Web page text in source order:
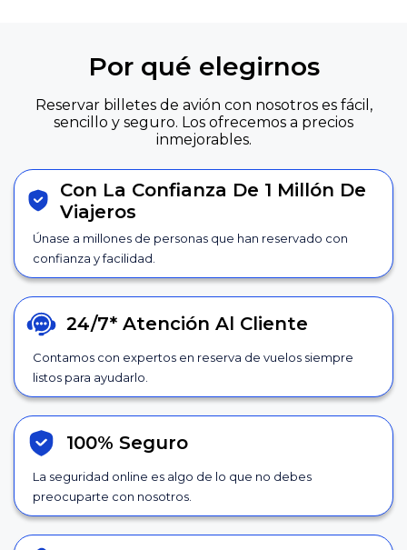
Por qué elegirnos
Reservar billetes de avión con nosotros es fácil,
sencillo y seguro. Los ofrecemos a precios
inmejorables.
Con La Confianza De 1 Millón De
Viajeros
Únase a millones de personas que han reservado con
confianza y facilidad.
24/7* Atención Al Cliente
Contamos con expertos en reserva de vuelos siempre
listos para ayudarlo.
100% Seguro
La seguridad online es algo de lo que no debes
preocuparte con nosotros.